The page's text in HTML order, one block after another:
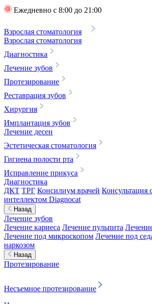
Ежедневно с 8:00 до 21:00
Взрослая стоматология
Взрослая стоматология
Диагностика
Лечение зубов
Протезирование
Реставрация зубов
Хирургия
Имплантация зубов
Лечение десен
Эстетическая стоматология
Гигиена полости рта
Исправление прикуса
Диагностика
ДКТ ТРГ Консилиум врачей Консультация
интеллектом Diagnocat
Назад
Лечение зубов
Лечение кариеса Лечение пульпита
Лечение под микроскопом Лечение под
наркозом
Назад
Протезирование
Несъемное протезирование